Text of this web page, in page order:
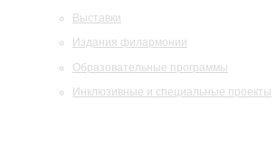
Выставки
Издания филармонии
Образовательные программы
Инклюзивные и специальные проекты